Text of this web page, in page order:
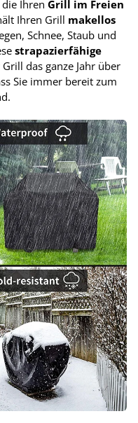
die Ihren Grill im Freien
Ihren Grill makellos
Schnee, Staub und
strapazierfähige
das ganze Jahr über
Sie immer bereit zum